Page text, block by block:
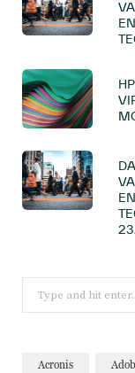
for:
Acronis